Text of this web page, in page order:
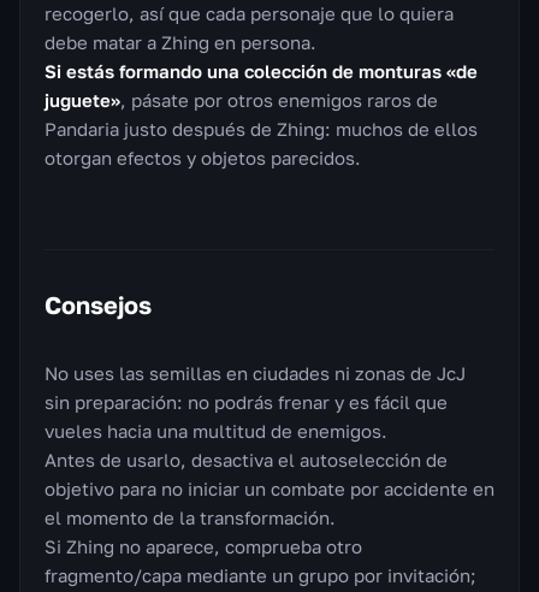
recogerlo, así que cada personaje que lo quiera
debe matar a Zhing en persona.
Si estás formando una colección de monturas «de
juguete», pásate por otros enemigos raros de
Pandaria justo después de Zhing: muchos de ellos
otorgan efectos y objetos parecidos.
Consejos
No uses las semillas en ciudades ni zonas de JcJ
sin preparación: no podrás frenar y es fácil que
vueles hacia una multitud de enemigos.
Antes de usarlo, desactiva el autoselección de
objetivo para no iniciar un combate por accidente en
el momento de la transformación.
Si Zhing no aparece, comprueba otro
fragmento/capa mediante un grupo por invitación;